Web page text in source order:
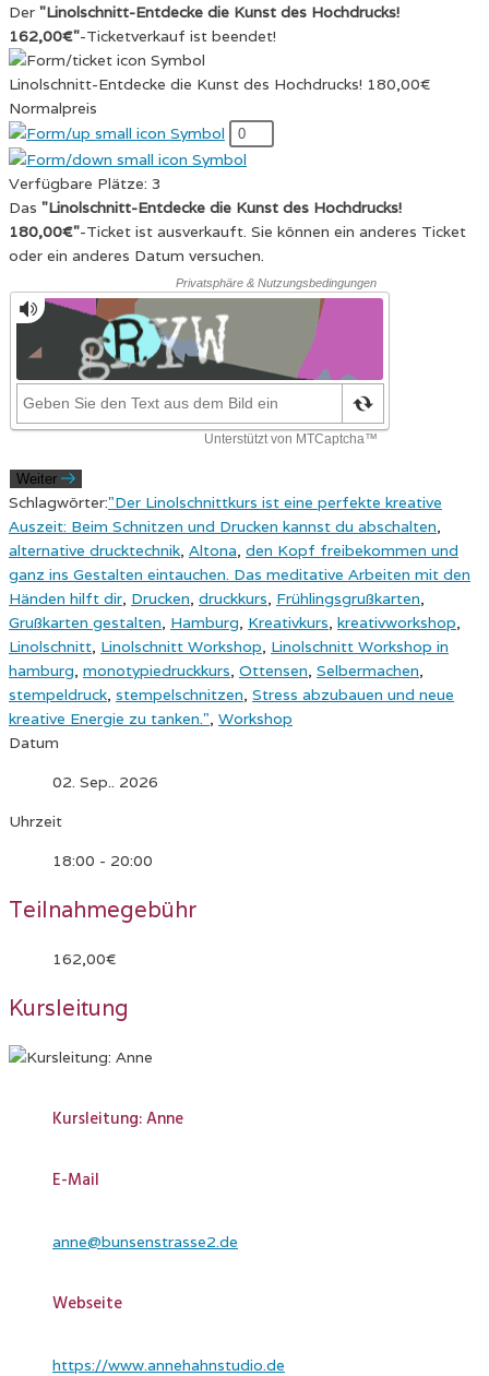
Der "Linolschnitt-Entdecke die Kunst des Hochdrucks!
162,00€"-Ticketverkauf ist beendet!
Linolschnitt-Entdecke die Kunst des Hochdrucks! 180,00€
Normalpreis
Verfügbare Plätze: 3
Das "Linolschnitt-Entdecke die Kunst des Hochdrucks!
180,00€"-Ticket ist ausverkauft. Sie können ein anderes Ticket
oder ein anderes Datum versuchen.
Weiter
Schlagwörter:"Der Linolschnittkurs ist eine perfekte kreative
Auszeit: Beim Schnitzen und Drucken kannst du abschalten,
alternative drucktechnik, Altona, den Kopf freibekommen und
ganz ins Gestalten eintauchen. Das meditative Arbeiten mit den
Händen hilft dir, Drucken, druckkurs, Frühlingsgrußkarten,
Grußkarten gestalten, Hamburg, Kreativkurs, kreativworkshop,
Linolschnitt, Linolschnitt Workshop, Linolschnitt Workshop in
hamburg, monotypiedruckkurs, Ottensen, Selbermachen,
stempeldruck, stempelschnitzen, Stress abzubauen und neue
kreative Energie zu tanken.", Workshop
Datum
02. Sep.. 2026
Uhrzeit
18:00 - 20:00
Teilnahmegebühr
162,00€
Kursleitung
Kursleitung: Anne
E-Mail
anne@bunsenstrasse2.de
Webseite
https://www.annehahnstudio.de